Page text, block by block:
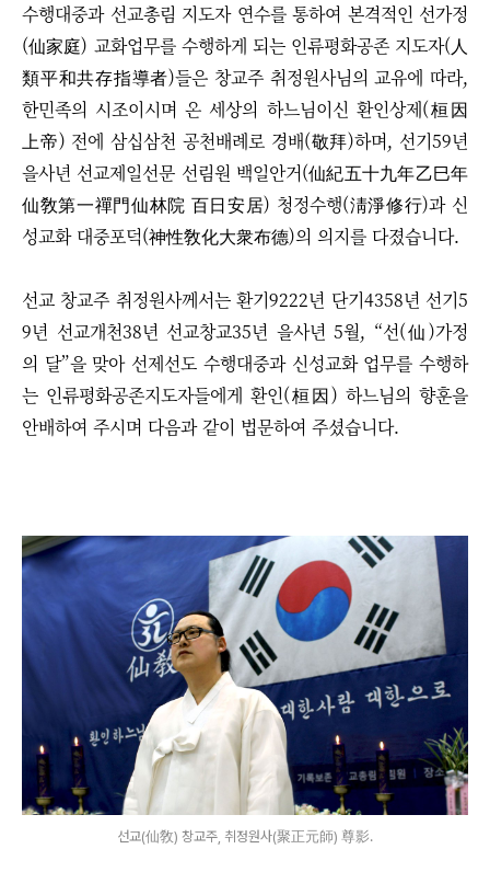
수행대중과 선교총림 지도자 연수를 통하여 본격적인 선가정
(仙家庭) 교화업무를 수행하게 되는 인류평화공존 지도자(人
類平和共存指導者)들은 창교주 취정원사님의 교유에 따라,
한민족의 시조이시며 온 세상의 하느님이신 환인상제(桓因
上帝) 전에 삼십삼천 공천배례로 경배(敬拜)하며, 선기59년
을사년 선교제일선문 선림원 백일안거(仙紀五十九年乙巳年
仙敎第一禪門仙林院 百日安居) 청정수행(淸淨修行)과 신
성교화 대중포덕(神性敎化大衆布德)의 의지를 다졌습니다.
선교 창교주 취정원사께서는 환기9222년 단기4358년 선기5
9년 선교개천38년 선교창교35년 을사년 5월, “선(仙)가정
의 달”을 맞아 선제선도 수행대중과 신성교화 업무를 수행하
는 인류평화공존지도자들에게 환인(桓因) 하느님의 향훈을
안배하여 주시며 다음과 같이 법문하여 주셨습니다.
선교(仙敎) 창교주, 취정원사(聚正元師) 尊影.